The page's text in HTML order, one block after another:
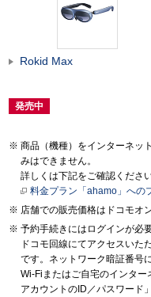
Rokid Max
発売中
商品（機種）をインターネッ
みはできません。
詳しくは下記をご確認ください
料金プラン「ahamo」への
店舗での販売価格はドコモオ
予約手続きにはログインが必要
ドコモ回線にてアクセスいた
です。ネットワーク暗証番号
Wi-Fiまたはご自宅のインタ
アカウントのID／パスワード